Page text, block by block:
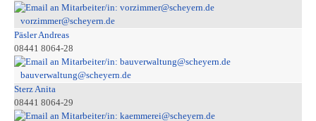
vorzimmer@scheyern.de
Päsler Andreas
08441 8064-28
bauverwaltung@scheyern.de
Sterz Anita
08441 8064-29